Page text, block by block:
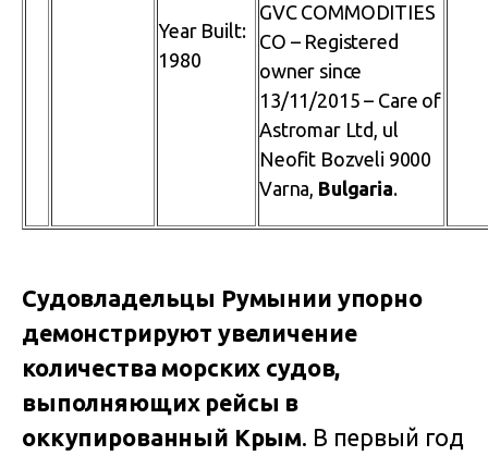
Year Built:
1980
GVC COMMODITIES
CO – Registered
owner since
13/11/2015 – Care of
Astromar Ltd, ul
Neofit Bozveli 9000
Varna, Bulgaria.
Судовладельцы Румынии упорно
демонстрируют увеличение
количества морских судов,
выполняющих рейсы в
оккупированный Крым. В первый год